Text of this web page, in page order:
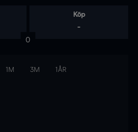
Köp
-
0
1M 3M 1ÅR